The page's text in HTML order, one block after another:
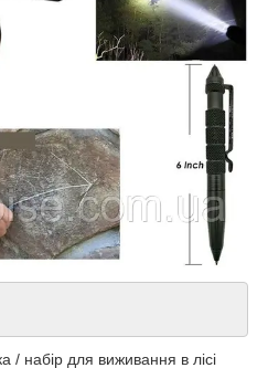
/ набір для виживання в лісі